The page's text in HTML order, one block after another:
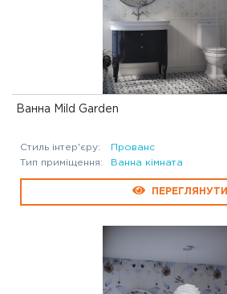
Ванна Mild Garden
Стиль інтер'єру:
Прованс
Тип приміщення:
Ванна кімната
ПЕРЕГЛЯНУТИ